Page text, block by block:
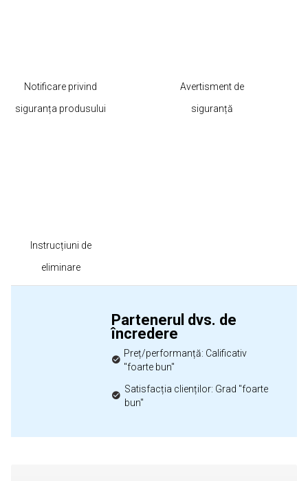
Notificare privind
siguranța produsului
Avertisment de
siguranță
Instrucțiuni de
eliminare
Partenerul dvs. de
încredere
Preț/performanță: Calificativ
"foarte bun"
Satisfacția clienților: Grad "foarte
bun"